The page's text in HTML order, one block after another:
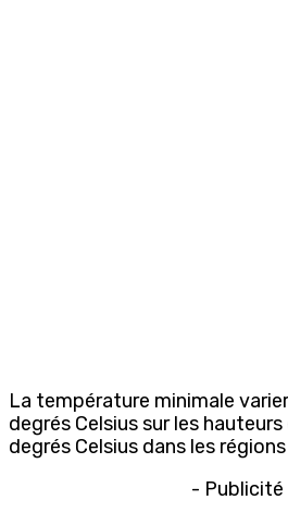
La température minimale
degrés Celsius sur les
degrés Celsius dans les
- Publicité